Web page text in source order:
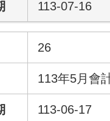
113-07-16
26
113年5月會
113-06-17